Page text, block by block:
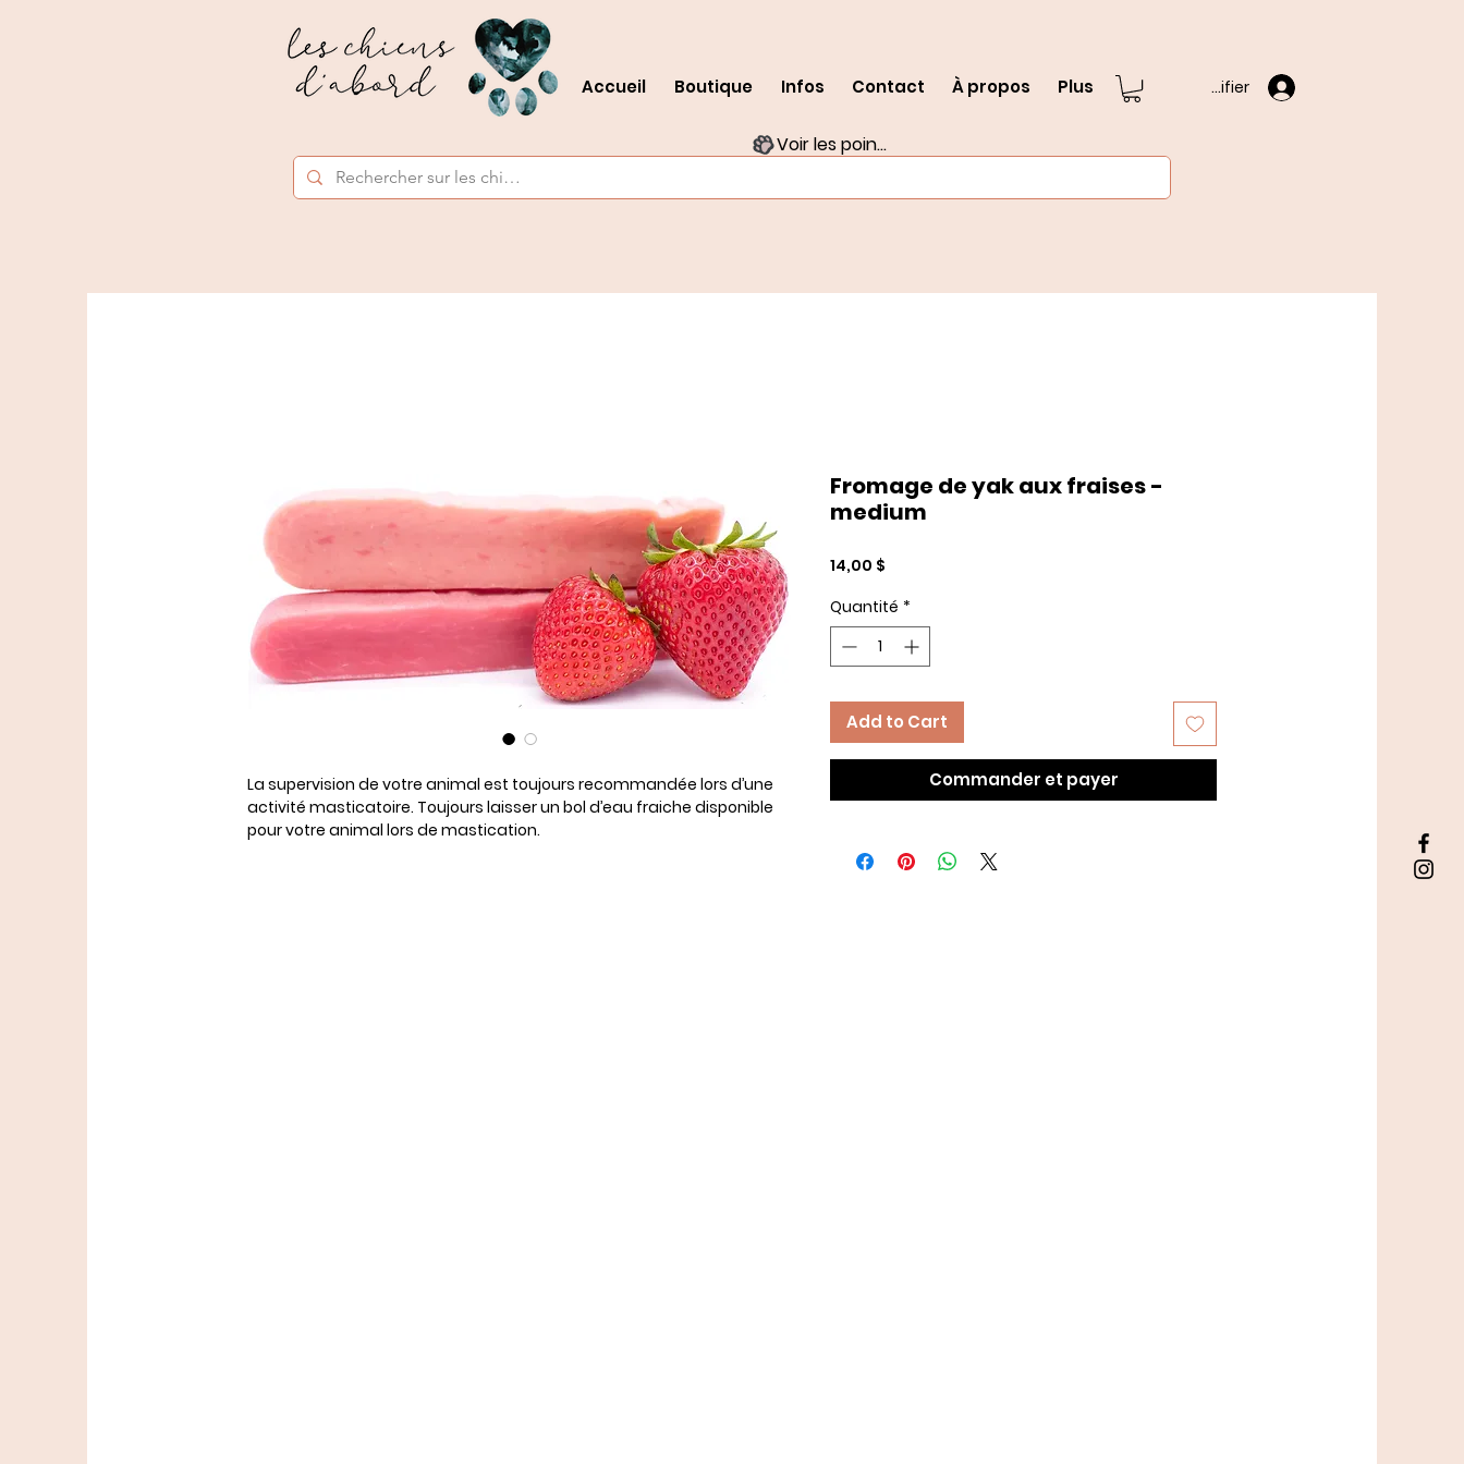
Accueil Boutique Infos Contact À propos Plus
Voir les points
S'identifier
La supervision de votre animal est toujours recommandée lors d’une
activité masticatoire. Toujours laisser un bol d’eau fraiche disponible
pour votre animal lors de mastication.
Fromage de yak aux fraises -
medium
14,00 $
Quantité *
Add to Cart
Commander et payer